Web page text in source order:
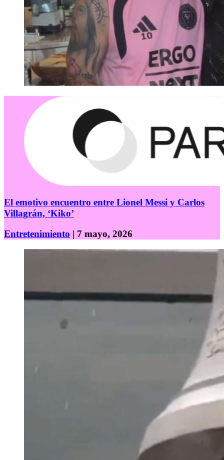
El emotivo encuentro entre Lionel Messi y Carlos
Villagrán, ‘Kiko’
Entretenimiento | 7 mayo, 2026